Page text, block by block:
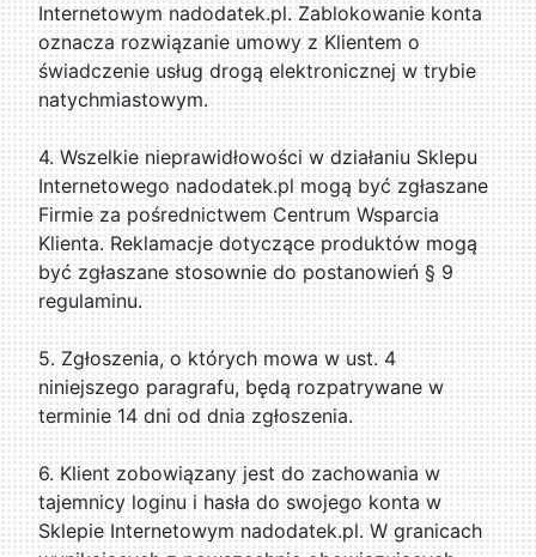
Internetowym nadodatek.pl. Zablokowanie konta
oznacza rozwiązanie umowy z Klientem o
świadczenie usług drogą elektronicznej w trybie
natychmiastowym.
4. Wszelkie nieprawidłowości w działaniu Sklepu
Internetowego nadodatek.pl mogą być zgłaszane
Firmie za pośrednictwem Centrum Wsparcia
Klienta. Reklamacje dotyczące produktów mogą
być zgłaszane stosownie do postanowień § 9
regulaminu.
5. Zgłoszenia, o których mowa w ust. 4
niniejszego paragrafu, będą rozpatrywane w
terminie 14 dni od dnia zgłoszenia.
6. Klient zobowiązany jest do zachowania w
tajemnicy loginu i hasła do swojego konta w
Sklepie Internetowym nadodatek.pl. W granicach